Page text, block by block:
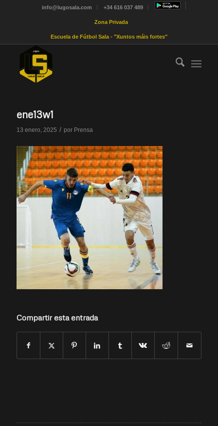
info@lugosala.com +34 616 037 489
Zona Privada
Escuela de Fútbol Sala - "Xuntos máis fortes"
ene13w1
13 enero, 2025 / por Prensa
Compartir esta entrada